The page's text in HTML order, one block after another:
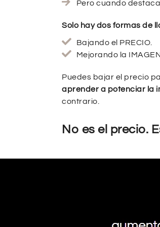
Pero cuando
Solo hay dos formas de
Bajando el PRECIO.
Mejorando la
Puedes bajar el precio
aprender a potenciar la
contrario.
No es el precio.